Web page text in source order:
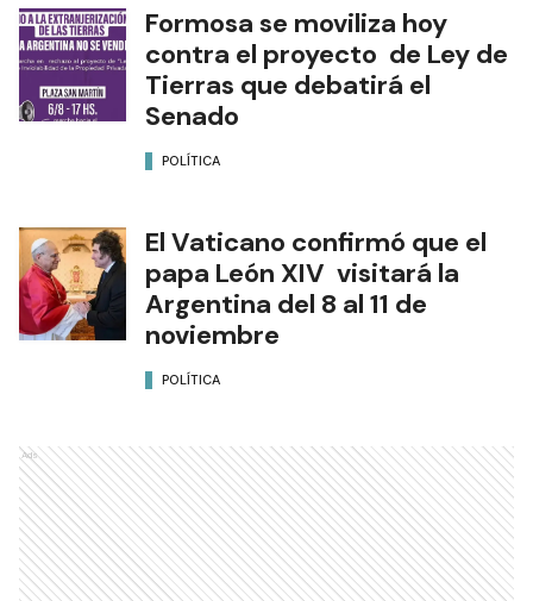
Formosa se moviliza hoy
contra el proyecto de Ley de
Tierras que debatirá el
Senado
POLÍTICA
El Vaticano confirmó que el
papa León XIV visitará la
Argentina del 8 al 11 de
noviembre
POLÍTICA
Ads